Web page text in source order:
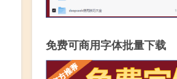
免费可商用字体批量下载